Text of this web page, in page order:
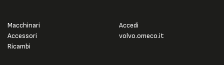
Macchinari
Accessori
Ricambi
Accedi
volvo.omeco.it